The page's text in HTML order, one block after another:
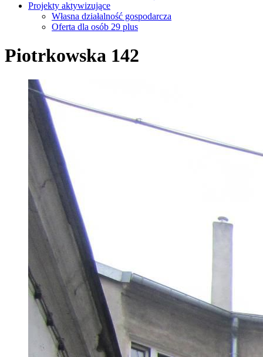
Projekty aktywizujące
Własna działalność gospodarcza
Oferta dla osób 29 plus
Piotrkowska 142